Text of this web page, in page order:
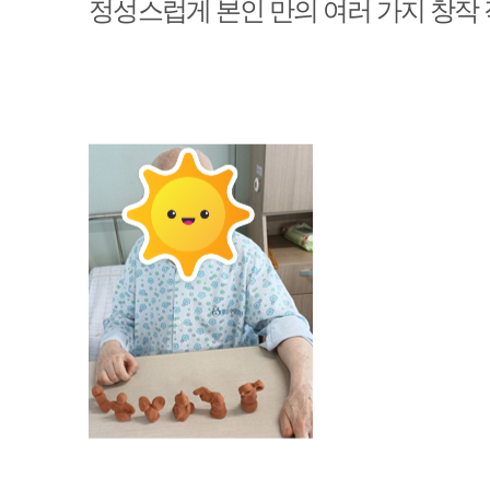
정성스럽게 본인 만의 여러 가지 창작